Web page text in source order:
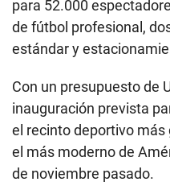
para 52.000
de fútbol profesional,
estándar y
Con un presupuesto de
inauguración prevista
el recinto deportivo
el más moderno de
de noviembre pasado.